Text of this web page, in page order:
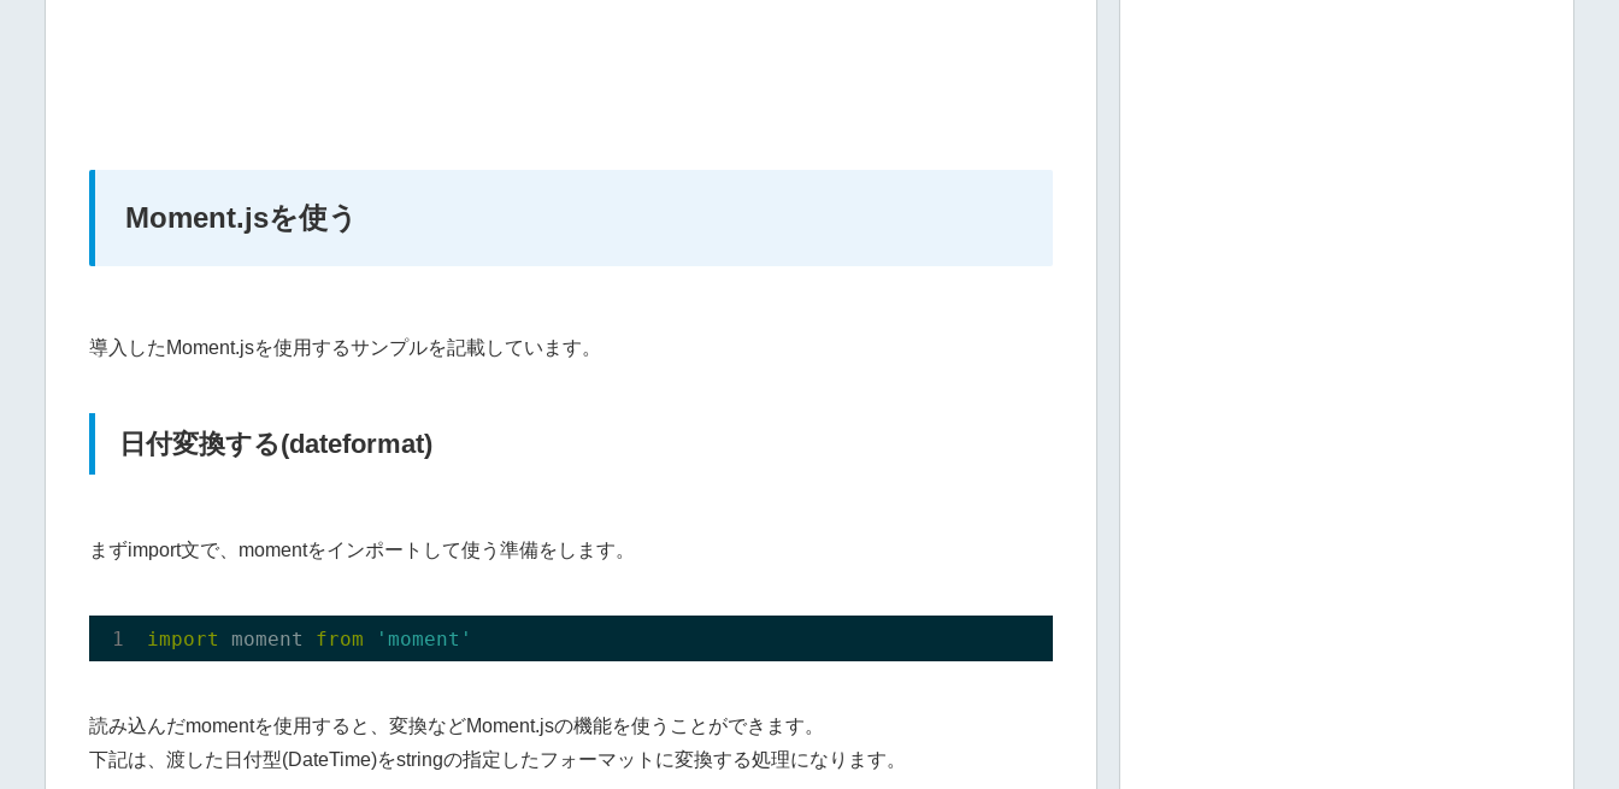
Moment.jsを使う
導入したMoment.jsを使用するサンプルを記載しています。
日付変換する(dateformat)
まずimport文で、momentをインポートして使う準備をします。
import moment from 'moment'
読み込んだmomentを使用すると、変換などMoment.jsの機能を使うことができます。
下記は、渡した日付型(DateTime)をstringの指定したフォーマットに変換する処理になります。